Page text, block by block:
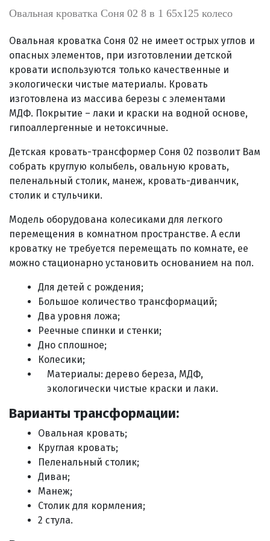
Овальная кроватка Соня 02 8 в 1 65х125 колесо
Овальная кроватка Соня 02 не имеет острых углов и
опасных элементов, при изготовлении детской
кровати используются только качественные и
экологически чистые материалы. Кровать
изготовлена из массива березы с элементами
МДФ. Покрытие – лаки и краски на водной основе,
гипоаллергенные и нетоксичные.
Детская кровать-трансформер Соня 02 позволит Вам
собрать круглую колыбель, овальную кровать,
пеленальный столик, манеж, кровать-диванчик,
столик и стульчики.
Модель оборудована колесиками для легкого
перемещения в комнатном пространстве. А если
кроватку не требуется перемещать по комнате, ее
можно стационарно установить основанием на пол.
Для детей с рождения;
Большое количество трансформаций;
Два уровня ложа;
Реечные спинки и стенки;
Дно сплошное;
Колесики;
Материалы: дерево береза, МДФ,
экологически чистые краски и лаки.
Варианты трансформации:
Овальная кровать;
Круглая кровать;
Пеленальный столик;
Диван;
Манеж;
Столик для кормления;
2 стула.